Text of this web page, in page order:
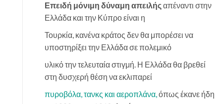
Επειδή μόνιμη δύναμη απειλήςαπέναντι στην
Ελλάδα και την Κύπρο είναι η
Τουρκία, κανένα κράτος δεν θα μπορέσει να
υποστηρίξει την Ελλάδα σε πολεμικό
υλικό την τελευταία στιγμή. Η Ελλάδα θα βρεθεί
στη δυσχερή θέση να εκλιπαρεί
πυροβόλα, τανκς και αεροπλάνα,όπως έκανε ήδη